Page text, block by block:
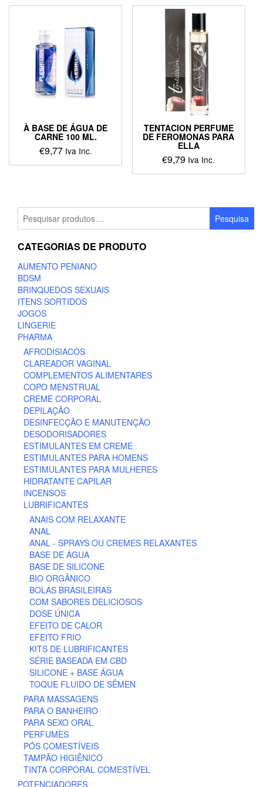
À BASE DE ÁGUA DE
CARNE 100 ML.
€9,77 Iva Inc.
TENTACION PERFUME
DE FEROMONAS PARA
ELLA
€9,79 Iva Inc.
Pesquisar
por:
Pesquisa
CATEGORIAS DE PRODUTO
AUMENTO PENIANO
BDSM
BRINQUEDOS SEXUAIS
ITENS SORTIDOS
JOGOS
LINGERIE
PHARMA
AFRODISIACOS
CLAREADOR VAGINAL
COMPLEMENTOS ALIMENTARES
COPO MENSTRUAL
CREME CORPORAL
DEPILAÇÃO
DESINFECÇÃO E MANUTENÇÃO
DESODORISADORES
ESTIMULANTES EM CREME
ESTIMULANTES PARA HOMENS
ESTIMULANTES PARA MULHERES
HIDRATANTE CAPILAR
INCENSOS
LUBRIFICANTES
ANAIS COM RELAXANTE
ANAL
ANAL - SPRAYS OU CREMES RELAXANTES
BASE DE ÁGUA
BASE DE SILICONE
BIO ORGÂNICO
BOLAS BRASILEIRAS
COM SABORES DELICIOSOS
DOSE ÚNICA
EFEITO DE CALOR
EFEITO FRIO
KITS DE LUBRIFICANTES
SÉRIE BASEADA EM CBD
SILICONE + BASE ÁGUA
TOQUE FLUIDO DE SÊMEN
PARA MASSAGENS
PARA O BANHEIRO
PARA SEXO ORAL
PERFUMES
PÓS COMESTÍVEIS
TAMPÃO HIGIÊNICO
TINTA CORPORAL COMESTÍVEL
POTENCIADORES